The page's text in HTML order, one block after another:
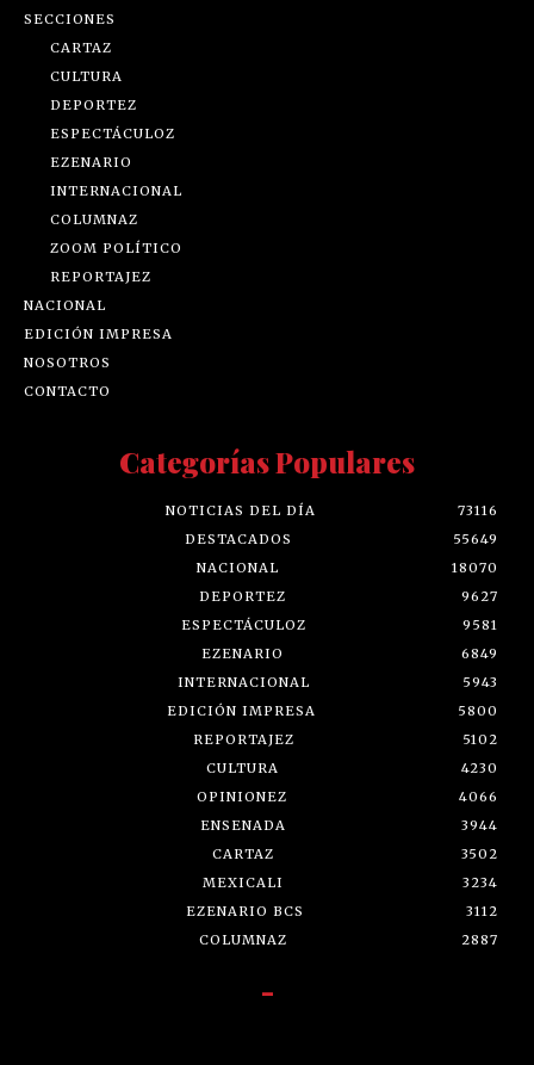
SECCIONES
CARTAZ
CULTURA
DEPORTEZ
ESPECTÁCULOZ
EZENARIO
INTERNACIONAL
COLUMNAZ
ZOOM POLÍTICO
REPORTAJEZ
NACIONAL
EDICIÓN IMPRESA
NOSOTROS
CONTACTO
Categorías Populares
NOTICIAS DEL DÍA
73116
DESTACADOS
55649
NACIONAL
18070
DEPORTEZ
9627
ESPECTÁCULOZ
9581
EZENARIO
6849
INTERNACIONAL
5943
EDICIÓN IMPRESA
5800
REPORTAJEZ
5102
CULTURA
4230
OPINIONEZ
4066
ENSENADA
3944
CARTAZ
3502
MEXICALI
3234
EZENARIO BCS
3112
COLUMNAZ
2887
-